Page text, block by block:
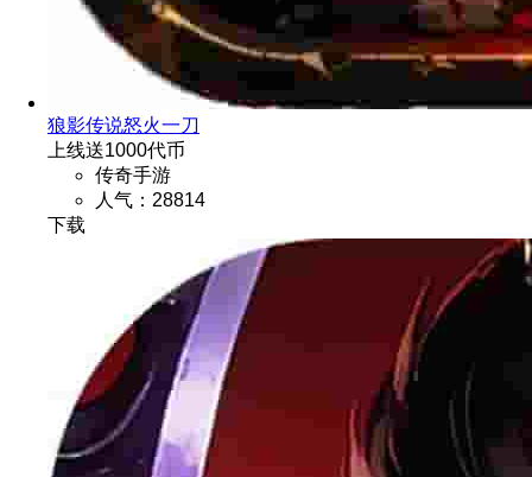
狼影传说怒火一刀
上线送1000代币
传奇手游
人气：28814